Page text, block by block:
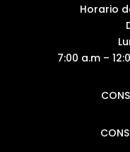
Horario
7:00 a.m –